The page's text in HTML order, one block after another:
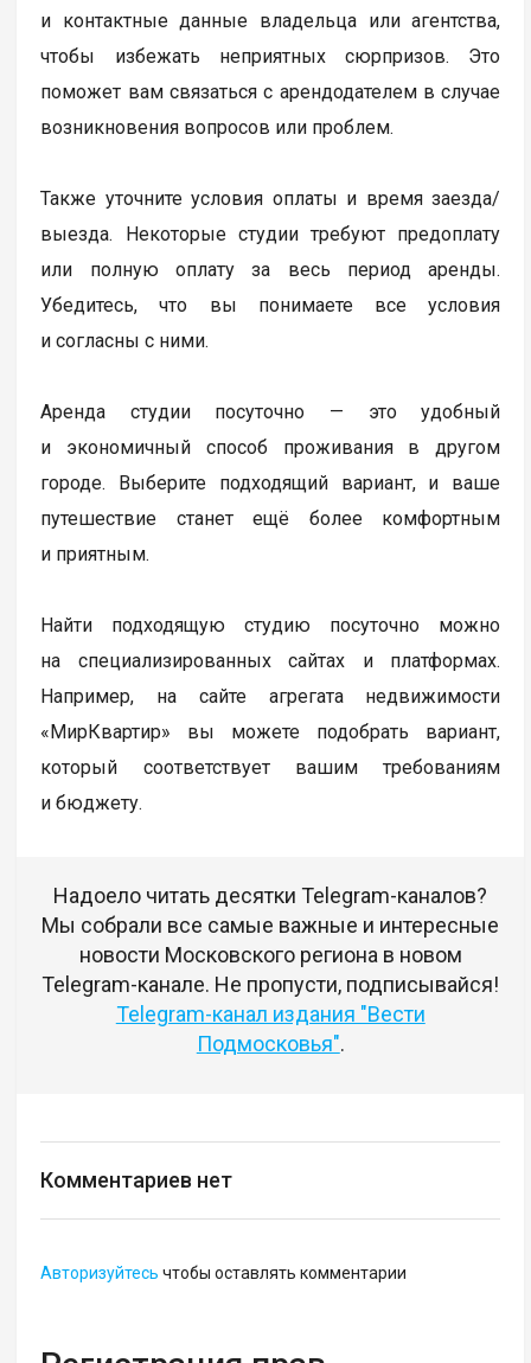
и контактные данные владельца или агентства,
чтобы избежать неприятных сюрпризов. Это
поможет вам связаться с арендодателем в случае
возникновения вопросов или проблем.
Также уточните условия оплаты и время заезда/
выезда. Некоторые студии требуют предоплату
или полную оплату за весь период аренды.
Убедитесь, что вы понимаете все условия
и согласны с ними.
Аренда студии посуточно — это удобный
и экономичный способ проживания в другом
городе. Выберите подходящий вариант, и ваше
путешествие станет ещё более комфортным
и приятным.
Найти подходящую студию посуточно можно
на специализированных сайтах и платформах.
Например, на сайте агрегата недвижимости
«МирКвартир» вы можете подобрать вариант,
который соответствует вашим требованиям
и бюджету.
Надоело читать десятки Telegram-каналов?
Мы собрали все самые важные и интересные
новости Московского региона в новом
Telegram-канале. Не пропусти, подписывайся!
Telegram-канал издания "Вести
Подмосковья".
Комментариев нет
Авторизуйтесь чтобы оставлять комментарии